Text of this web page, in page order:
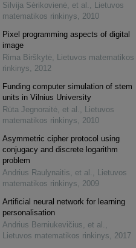
Silvija Sėrikovienė, et al. , Lietuvos
matematikos rinkinys, 2010
Pixel programming aspects of digital
image
Rima Birškytė, Lietuvos matematikos
rinkinys, 2012
Funding computer simulation of stem
units in Vilnius University
Rūta Jegnoraitė, et al. , Lietuvos
matematikos rinkinys, 2010
Asymmetric cipher protocol using
conjugacy and discrete logarithm
problem
Andrius Raulynaitis, et al. , Lietuvos
matematikos rinkinys, 2009
Artificial neural network for learning
personalisation
Andrius Berniukevičius, et al. ,
Lietuvos matematikos rinkinys, 2017